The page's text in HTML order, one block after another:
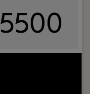
5500